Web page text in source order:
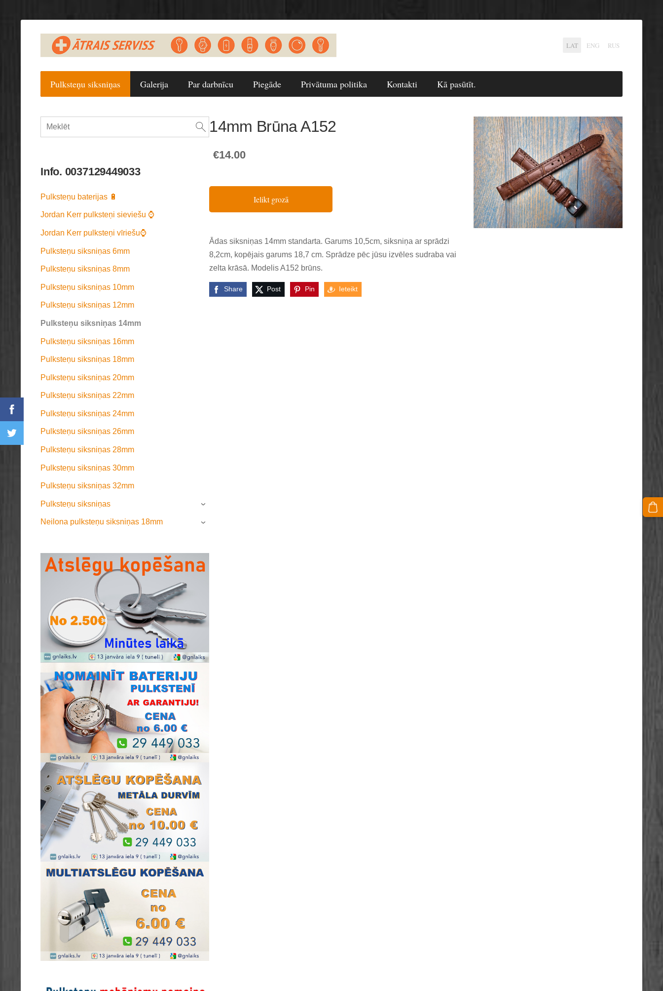
LAT ENG RUS
Pulksteņu siksniņas Galerija Par darbnīcu Piegāde Privātuma politika Kontakti Kā pasūtīt.
Info. 0037129449033
Pulksteņu baterijas 🔋
Jordan Kerr pulksteņi sieviešu ⌚
Jordan Kerr pulksteņi vīriešu⌚
Pulksteņu siksniņas 6mm
Pulksteņu siksniņas 8mm
Pulksteņu siksniņas 10mm
Pulksteņu siksniņas 12mm
Pulksteņu siksniņas 14mm
Pulksteņu siksniņas 16mm
Pulksteņu siksniņas 18mm
Pulksteņu siksniņas 20mm
Pulksteņu siksniņas 22mm
Pulksteņu siksniņas 24mm
Pulksteņu siksniņas 26mm
Pulksteņu siksniņas 28mm
Pulksteņu siksniņas 30mm
Pulksteņu siksniņas 32mm
Pulksteņu siksniņas ›
Neilona pulksteņu siksniņas 18mm ›
14mm Brūna A152
€14.00
Ielikt grozā
Ādas siksniņas 14mm standarta. Garums 10,5cm, siksniņa ar sprādzi
8,2cm, kopējais garums 18,7 cm. Sprādze pēc jūsu izvēles sudraba vai
zelta krāsā. Modelis A152 brūns.
Share Post Pin Ieteikt